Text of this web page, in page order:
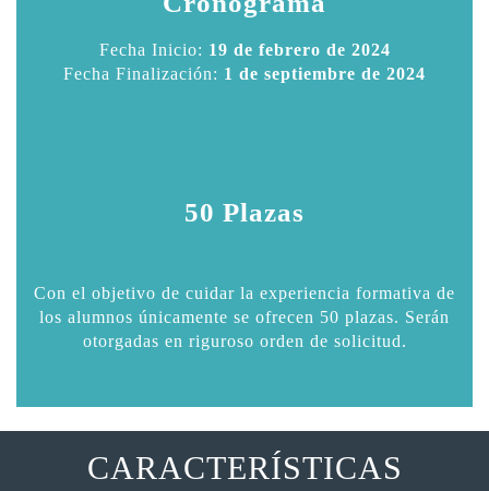
Fecha Inicio: 19 de febrero de 2024
Fecha Finalización: 1 de septiembre de 2024
50 Plazas
Con el objetivo de cuidar la experiencia formativa de
los alumnos únicamente se ofrecen 50 plazas. Serán
otorgadas en riguroso orden de solicitud.
CARACTERÍSTICAS